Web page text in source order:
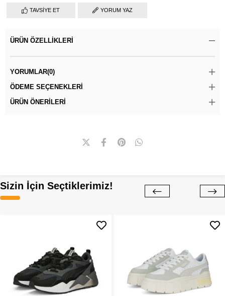
TAVSIYE ET YORUM YAZ
ÜRÜN ÖZELLIKLERI
YORUMLAR(0)
ÖDEME SEÇENEKLERI
ÜRÜN ÖNERILERI
Sizin İçin Seçtiklerimiz!